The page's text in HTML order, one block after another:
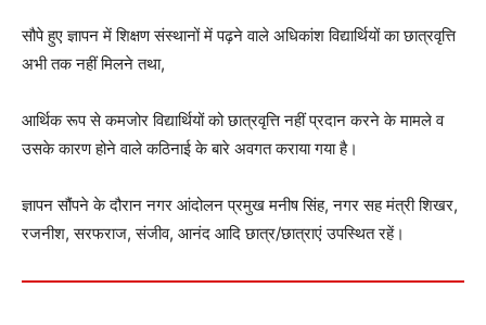
सौपे हुए ज्ञापन में शिक्षण संस्थानों में पढ़ने वाले अधिकांश विद्यार्थियों का छात्रवृत्ति
अभी तक नहीं मिलने तथा,
आर्थिक रूप से कमजोर विद्यार्थियों को छात्रवृत्ति नहीं प्रदान करने के मामले व
उसके कारण होने वाले कठिनाई के बारे अवगत कराया गया है।
ज्ञापन सौंपने के दौरान नगर आंदोलन प्रमुख मनीष सिंह, नगर सह मंत्री शिखर,
रजनीश, सरफराज, संजीव, आनंद आदि छात्र/छात्राएं उपस्थित रहें।